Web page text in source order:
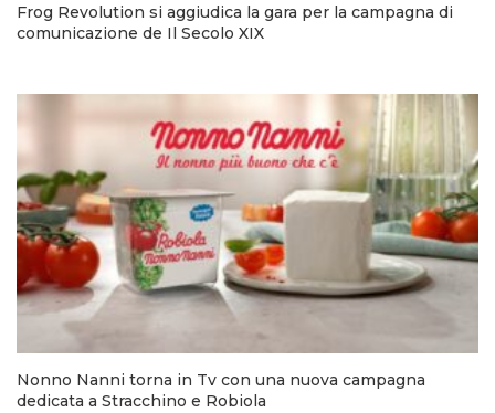
Frog Revolution si aggiudica la gara per la campagna di
comunicazione de Il Secolo XIX
Nonno Nanni torna in Tv con una nuova campagna
dedicata a Stracchino e Robiola